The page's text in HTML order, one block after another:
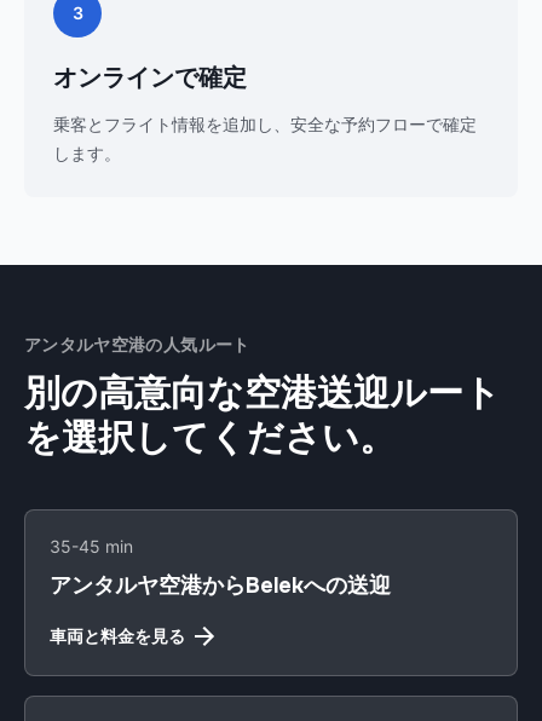
3
オンラインで確定
乗客とフライト情報を追加し、安全な予約フローで確定
します。
アンタルヤ空港の人気ルート
別の高意向な空港送迎ルート
を選択してください。
35-45 min
アンタルヤ空港からBelekへの送迎
車両と料金を見る